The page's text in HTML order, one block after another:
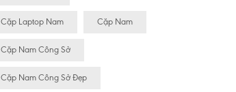
Cặp Laptop Nam Cặp Nam
Cặp Nam Công Sở
Cặp Nam Công Sở Đẹp